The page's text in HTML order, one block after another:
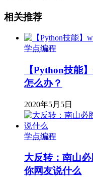
相关推荐
学点编程
【Python技能
怎么办？
2020年5月5日
学点编程
大反转：南山
你网友说什么